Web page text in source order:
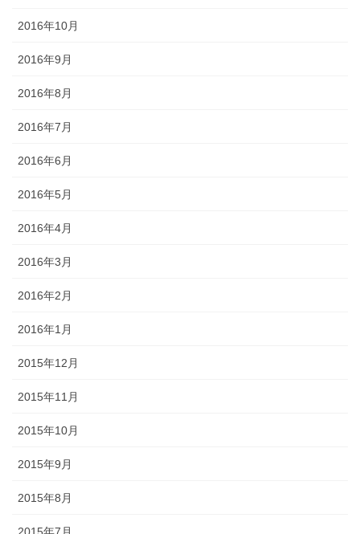
2016年10月
2016年9月
2016年8月
2016年7月
2016年6月
2016年5月
2016年4月
2016年3月
2016年2月
2016年1月
2015年12月
2015年11月
2015年10月
2015年9月
2015年8月